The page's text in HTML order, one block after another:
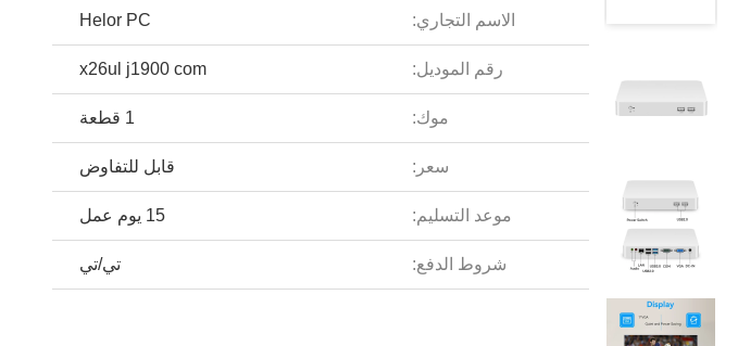
الاسم التجاري: Helor PC
رقم الموديل: x26ul j1900 com
موك: 1 قطعة
سعر: قابل للتفاوض
موعد التسليم: 15 يوم عمل
شروط الدفع: تي/تي